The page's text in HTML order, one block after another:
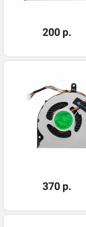
200 р.
370 р.